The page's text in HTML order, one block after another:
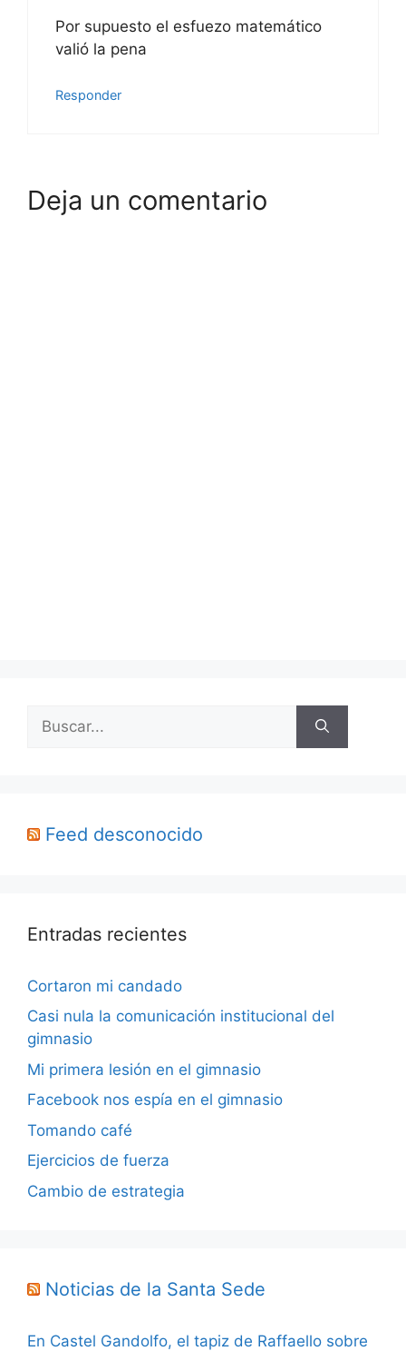
Por supuesto el esfuezo matemático
valió la pena
Responder
Deja un comentario
Feed desconocido
Entradas recientes
Cortaron mi candado
Casi nula la comunicación institucional del
gimnasio
Mi primera lesión en el gimnasio
Facebook nos espía en el gimnasio
Tomando café
Ejercicios de fuerza
Cambio de estrategia
Noticias de la Santa Sede
En Castel Gandolfo, el tapiz de Raffaello sobre